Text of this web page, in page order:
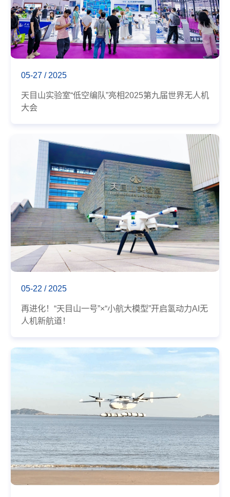
05-27 / 2025
天目山实验室“低空编队”亮相2025第九届世界无人机
大会
05-22 / 2025
再进化！“天目山一号”×“小航大模型”开启氢动力AI无
人机新航道！